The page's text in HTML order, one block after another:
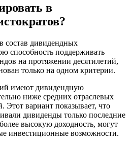
в
состав дивидендных
способность поддерживать
на протяжении десятилетий,
только на одном критерии.
имеют дивидендную
ниже средних отраслевых
Этот вариант показывает, что
дивиденды только последние
высокую доходность, могут
инвестиционные возможности.